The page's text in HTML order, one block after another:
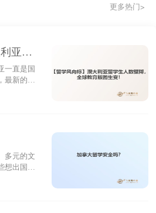
东西相对于超市要便宜好多。
一磅。当然便宜的超市也有，
蔬菜水果靠进口，且品种有
亚洲人东西的商店：东方行和
饭用的调料，如大米、面条什么
更多热门>
亚留
育版
一直是国
最新的官
大利亚
年6月的一
前的
一变化标
多元的文
想出国留